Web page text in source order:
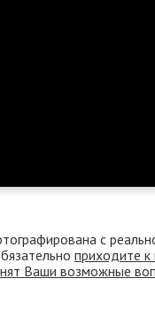
с
приходите
Ваши возможные